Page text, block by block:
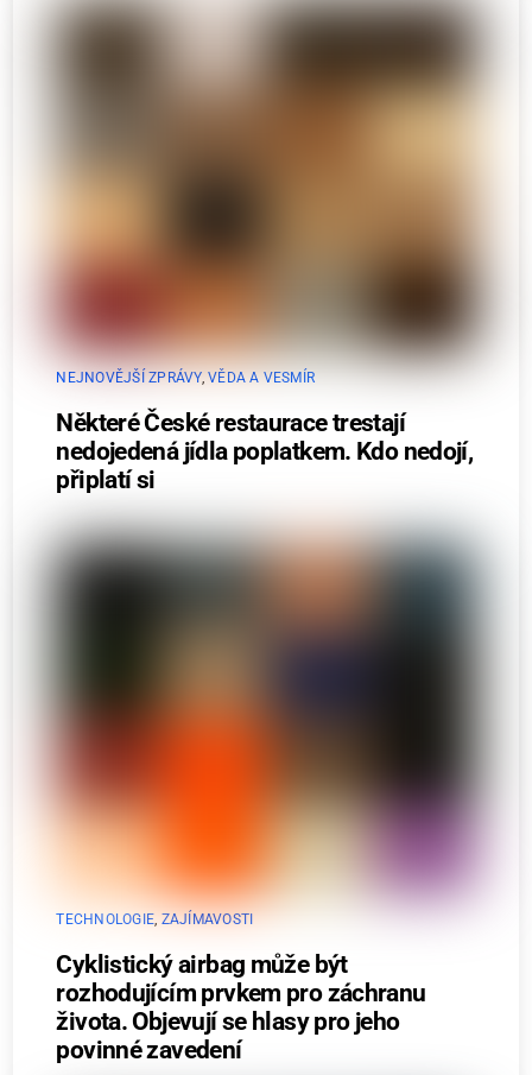
NEJNOVĚJŠÍ ZPRÁVY,VĚDA A VESMÍR
Některé České restaurace trestají
nedojedená jídla poplatkem. Kdo nedojí,
připlatí si
TECHNOLOGIE, ZAJÍMAVOSTI
Cyklistický airbag může být
rozhodujícím prvkem pro záchranu
života. Objevují se hlasy pro jeho
povinné zavedení